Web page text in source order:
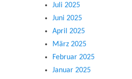
Juli 2025
Juni 2025
April 2025
März 2025
Februar 2025
Januar 2025